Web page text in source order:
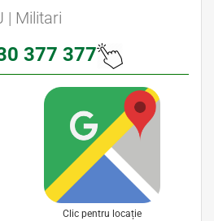
| Militari
377 377
Clic pentru locație